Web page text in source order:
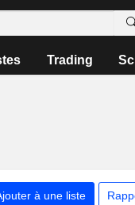
Trading
à une liste